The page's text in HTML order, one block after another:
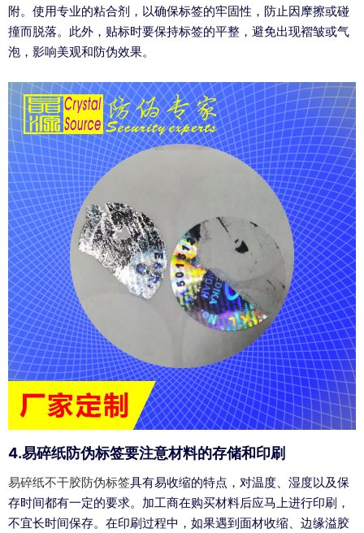
附。使用专业的粘合剂，以确保标签的牢固性，防止因摩擦或碰
撞而脱落。此外，贴标时要保持标签的平整，避免出现褶皱或气
泡，影响美观和防伪效果。
4.易碎纸防伪标签要注意材料的存储和印刷
易碎纸不干胶防伪标签具有易收缩的特点，对温度、湿度以及保
存时间都有一定的要求。加工商在购买材料后应马上进行印刷，
不宜长时间保存。在印刷过程中，如果遇到面材收缩、边缘溢胶